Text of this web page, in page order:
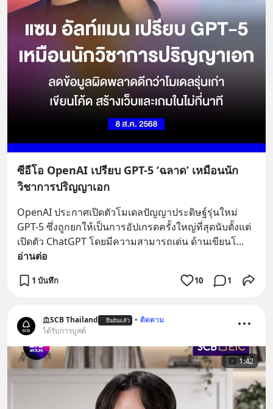
ซีอีโอ OpenAI เปรียบ GPT-5 ‘ฉลาด’ เหมือนนัก
วิชาการปริญญาเอก
OpenAI ประกาศเปิดตัวโมเดลปัญญาประดิษฐ์รุ่นใหม่
GPT-5 ซึ่งถูกยกให้เป็นการอัปเกรดครั้งใหญ่ที่สุดนับตั้งแต่
เปิดตัว ChatGPT โดยมีความสามารถเด่น ด้านเขียนโ
อ่านต่อ
1 บันทึก 10 1
SCB Thailand ยืนยันแล้ว • ติดตาม
ได้รับการบูสต์
1:42